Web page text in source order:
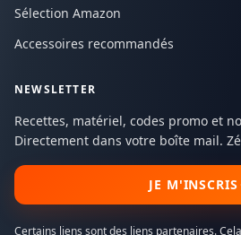
Sélection Amazon
Accessoires recommandés
NEWSLETTER
Recettes, matériel, codes promo et
Directement dans votre boîte mail.
JE M'INSCRIS
Certains liens sont des liens partenaires.